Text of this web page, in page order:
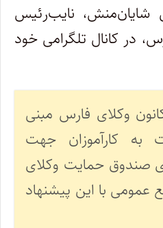
شایان‌منش، نایب‌رئیس
در کانال تلگرامی خود
وکلای فارس مبنی
به کارآموزان جهت
صندوق حمایت وکلای
با این پیشنهاد